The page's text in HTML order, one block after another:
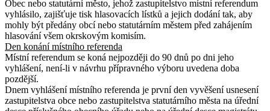
Obec nebo statutární město, jehož zastupitelstvo místní referendum
vyhlásilo, zajišťuje tisk hlasovacích lístků a jejich dodání tak, aby
mohly být předány obcí nebo statutárním městem před zahájením
hlasování všem okrskovým komisím.
Den konání místního referenda
Místní referendum se koná nejpozději do 90 dnů po dni jeho
vyhlášení, není-li v návrhu přípravného výboru uvedena doba
pozdější.
Dnem vyhlášení místního referenda je první den vyvěšení usnesení
zastupitelstva obce nebo zastupitelstva statutárního města na úřední